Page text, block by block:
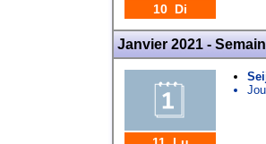
10 Di
Janvier 2021 -